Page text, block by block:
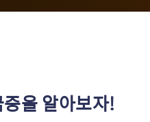
을 알아보자!